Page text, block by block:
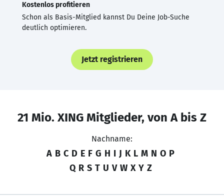
Kostenlos profitieren
Schon als Basis-Mitglied kannst Du Deine Job-Suche
deutlich optimieren.
Jetzt registrieren
21 Mio. XING Mitglieder, von A bis Z
Nachname:
A B C D E F G H I J K L M N O P
Q R S T U V W X Y Z